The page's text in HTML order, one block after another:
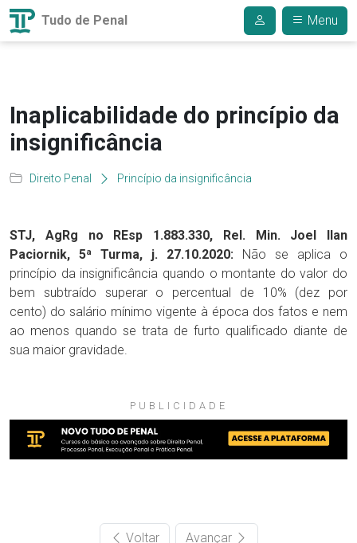
Tudo de Penal Menu
Inaplicabilidade do princípio da
insignificância
Direito Penal Princípio da insignificância
STJ, AgRg no REsp 1.883.330, Rel. Min. Joel Ilan
Paciornik, 5ª Turma, j. 27.10.2020: Não se aplica o
princípio da insignificância quando o montante do valor do
bem subtraído superar o percentual de 10% (dez por
cento) do salário mínimo vigente à época dos fatos e nem
ao menos quando se trata de furto qualificado diante de
sua maior gravidade.
PUBLICIDADE
Voltar Avançar